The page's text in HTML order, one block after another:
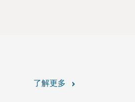
了解更多